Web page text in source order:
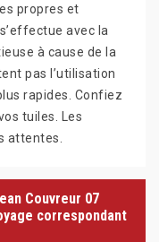
propres et
avec la
à cause de la
pas l’utilisation
rapides. Confiez
tuiles. Les
attentes.
Couvreur 07
correspondant